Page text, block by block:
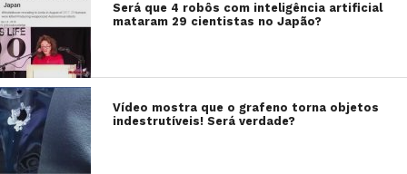
Será que 4 robôs com inteligência artificial
mataram 29 cientistas no Japão?
Vídeo mostra que o grafeno torna objetos
indestrutíveis! Será verdade?